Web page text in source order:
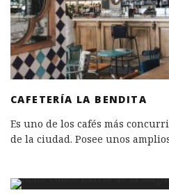
CAFETERÍA LA BENDITA
Es uno de los cafés más
de la ciudad. Posee unos